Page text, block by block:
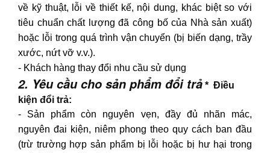
về kỹ thuật, lỗi về thiết kế, nội dung, khác biệt so với
tiêu chuẩn chất lượng đã công bố của Nhà sản xuất)
hoặc lỗi trong quá trình vận chuyển (bị biến dạng, trầy
xước, nứt vỡ v.v.).
- Khách hàng thay đổi nhu cầu sử dụng
2. Yêu cầu cho sản phẩm đổi trả * Điều
kiện đổi trả:
- Sản phẩm còn nguyên vẹn, đầy đủ nhãn mác,
nguyên đai kiện, niêm phong theo quy cách ban đầu
(trừ trường hợp sản phẩm bị lỗi hoặc bị hư hại trong